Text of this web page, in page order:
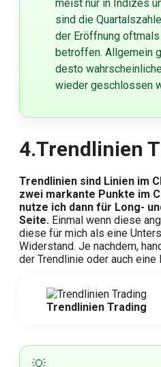
meist nur in Indizes
sind die
der Eröffnung
betroffen. Allgemein
desto
wieder geschlossen
4.Trendlinien
Trendlinien sind Linien im
zwei markante Punkte im
nutze ich dann für Long-
Seite. Einmal wenn diese
diese für mich als eine
Widerstand. Je nachdem,
der Trendlinie oder auch eine
Trendlinien Trading